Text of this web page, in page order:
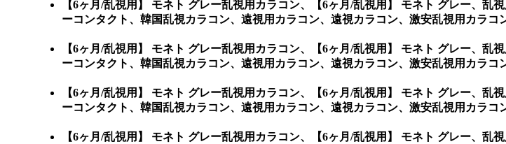
【6ヶ月/乱視用】 モネト グレー乱視用カラコン、
【6ヶ月/乱視用】 モネト グレー、乱
ーコンタクト、韓国乱視カラコン、遠視用カラコン、遠視カラコン、激安乱視用カラ
【6ヶ月/乱視用】 モネト グレー乱視用カラコン、
【6ヶ月/乱視用】 モネト グレー、乱
ーコンタクト、韓国乱視カラコン、遠視用カラコン、遠視カラコン、激安乱視用カラ
【6ヶ月/乱視用】 モネト グレー乱視用カラコン、
【6ヶ月/乱視用】 モネト グレー、乱
ーコンタクト、韓国乱視カラコン、遠視用カラコン、遠視カラコン、激安乱視用カラ
【6ヶ月/乱視用】 モネト グレー乱視用カラコン、
【6ヶ月/乱視用】 モネト グレー、乱